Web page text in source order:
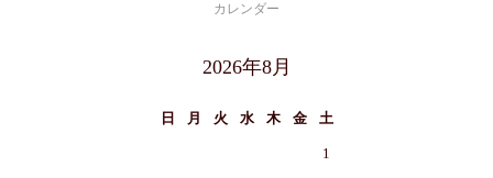
カレンダー
2026年8月
日 月 火 水 木 金 土
1